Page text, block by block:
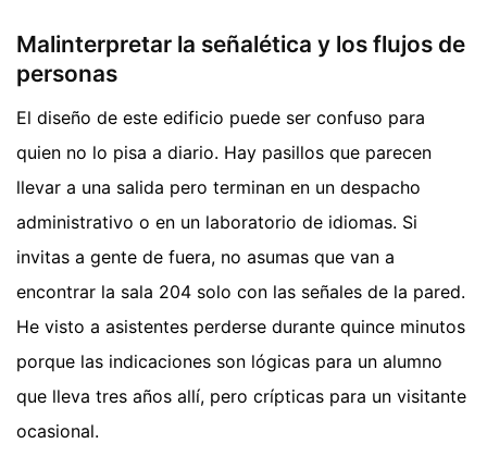
Malinterpretar la señalética y los flujos de
personas
El diseño de este edificio puede ser confuso para
quien no lo pisa a diario. Hay pasillos que parecen
llevar a una salida pero terminan en un despacho
administrativo o en un laboratorio de idiomas. Si
invitas a gente de fuera, no asumas que van a
encontrar la sala 204 solo con las señales de la pared.
He visto a asistentes perderse durante quince minutos
porque las indicaciones son lógicas para un alumno
que lleva tres años allí, pero crípticas para un visitante
ocasional.